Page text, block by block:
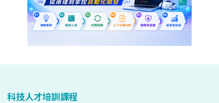
科技人才培訓課程